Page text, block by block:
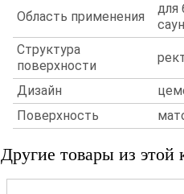
Область применения
для
Структура
поверхности
Дизайн
Поверхность
Другие товары из этой